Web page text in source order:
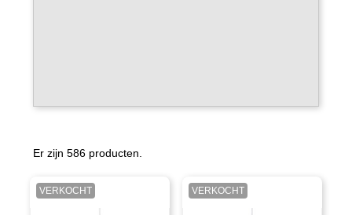
Er zijn 586 producten.
VERKOCHT VERKOCHT